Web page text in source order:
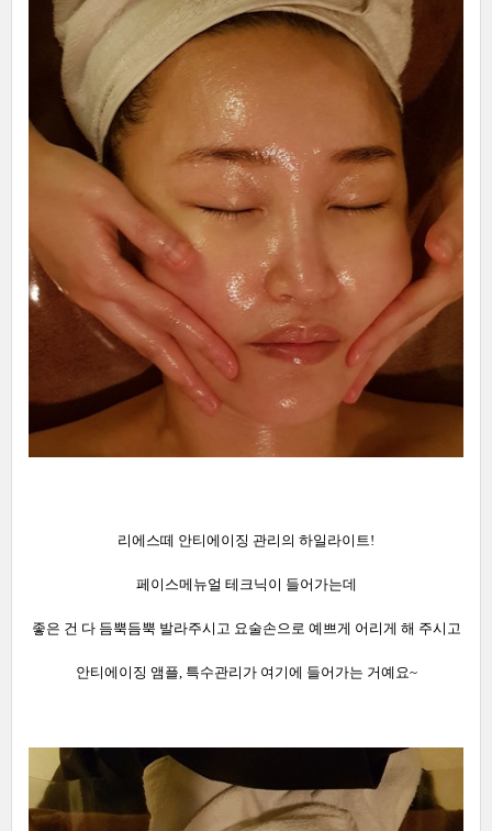
리에스떼 안티에이징 관리의 하일라이트!
페이스메뉴얼 테크닉이 들어가는데
좋은 건 다 듬뿍듬뿍 발라주시고 요술손으로 예쁘게 어리게 해 주시고
안티에이징 앰플, 특수관리가 여기에 들어가는 거예요~